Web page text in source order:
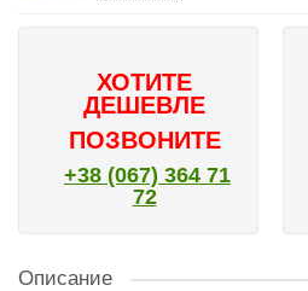
ХОТИТЕ
ДЕШЕВЛЕ
ПОЗВОНИТЕ
+38 (067) 364 71
72
Описание